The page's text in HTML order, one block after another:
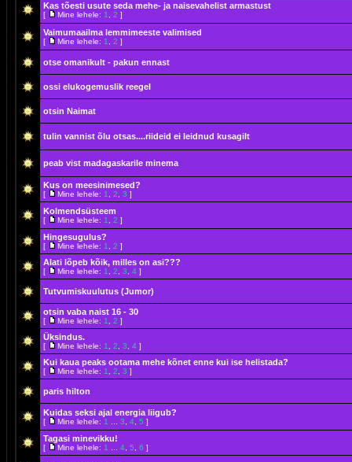
Kas tõesti usute seda mehe- ja naisevahelist armastust
[ Mine lehele: 1 2 ]
Vaimumaailma lemmimeeste valimised
[ Mine lehele: 1 2 ]
otse omanikult - pakun ennast
ossi elukogemuslik reegel
otsin Naimat
tulin vannist õlu otsas....riideid ei leidnud kusagilt
peab vist madagaskarile minema
Kus on meesinimesed?
[ Mine lehele: 1 2 3 ]
Kolmendsüsteem
[ Mine lehele: 1 2 ]
Hingesugulus?
[ Mine lehele: 1 2 ]
Alati lõpeb kõik, milles on asi???
[ Mine lehele: 1 2 3 4 ]
Tutvumiskuulutus (Jumor)
otsin vaba naist 16 - 30
[ Mine lehele: 1 2 ]
Üksindus.
[ Mine lehele: 1 2 3 4 ]
Kui kaua peaks ootama mehe kõnet enne kui ise helistada?
[ Mine lehele: 1 2 3 ]
paris hilton
Kuidas seksi ajal energia liigub?
[ Mine lehele: 1 3 4 5 ]
Tagasi minevikku!
[ Mine lehele: 1 4 5 6 ]